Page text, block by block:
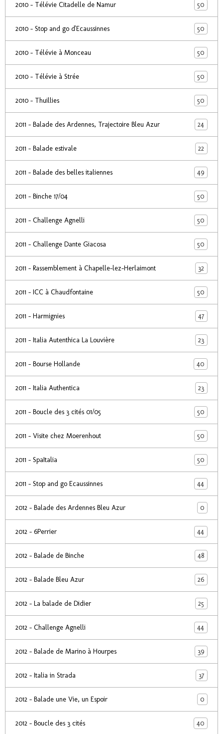
2010 - Télévie Citadelle de Namur 50
2010 - Stop and go d'Ecaussinnes 50
2010 - Télévie à Monceau 50
2010 - Télévie à Strée 50
2010 - Thuillies 50
2011 - Balade des Ardennes, Trajectoire Bleu Azur 24
2011 - Balade estivale 22
2011 - Balade des belles italiennes 49
2011 - Binche 17/04 50
2011 - Challenge Agnelli 50
2011 - Challenge Dante Giacosa 50
2011 - Rassemblement à Chapelle-lez-Herlaimont 32
2011 - ICC à Chaudfontaine 50
2011 - Harmignies 47
2011 - Italia Autenthica La Louvière 23
2011 - Bourse Hollande 40
2011 - Italia Authentica 23
2011 - Boucle des 3 cités 01/05 50
2011 - Visite chez Moerenhout 50
2011 - SpaItalia 50
2011 - Stop and go Ecaussinnes 44
2012 - Balade des Ardennes Bleu Azur 0
2012 - 6Perrier 44
2012 - Balade de Binche 48
2012 - Balade Bleu Azur 26
2012 - La balade de Didier 25
2012 - Challenge Agnelli 44
2012 - Balade de Marino à Hourpes 39
2012 - Italia in Strada 37
2012 - Balade une Vie, un Espoir 0
2012 - Boucle des 3 cités 40